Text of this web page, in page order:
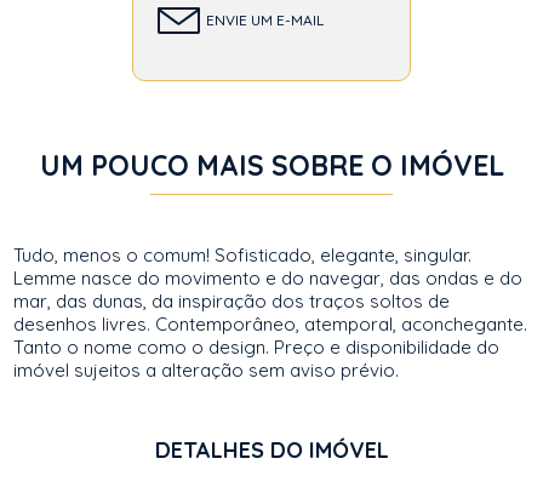
ENVIE UM E-MAIL
UM POUCO MAIS SOBRE O IMÓVEL
Tudo, menos o comum! Sofisticado, elegante, singular.
Lemme nasce do movimento e do navegar, das ondas e do
mar, das dunas, da inspiração dos traços soltos de
desenhos livres. Contemporâneo, atemporal, aconchegante.
Tanto o nome como o design. Preço e disponibilidade do
imóvel sujeitos a alteração sem aviso prévio.
DETALHES DO IMÓVEL